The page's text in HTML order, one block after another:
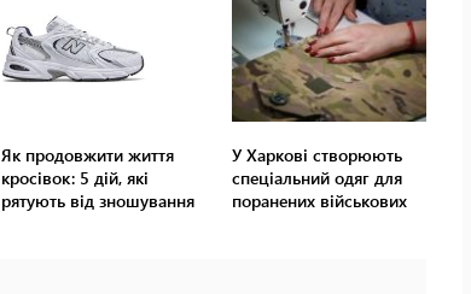
Як продовжити життя
кросівок: 5 дій, які
рятують від зношування
У Харкові створюють
спеціальний одяг для
поранених військових